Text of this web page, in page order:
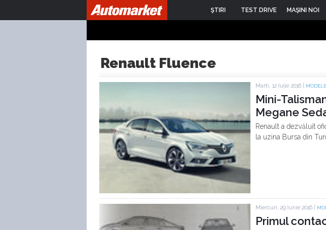
ŞTIRI TEST DRIVE MAŞINI NOI
Renault Fluence
Marti, 12 Iulie 2016 |
Mini-
Megane
Renault a dezvăluit
la uzina Bursa din
Miercuri, 29 Iunie 2016 |
Primul